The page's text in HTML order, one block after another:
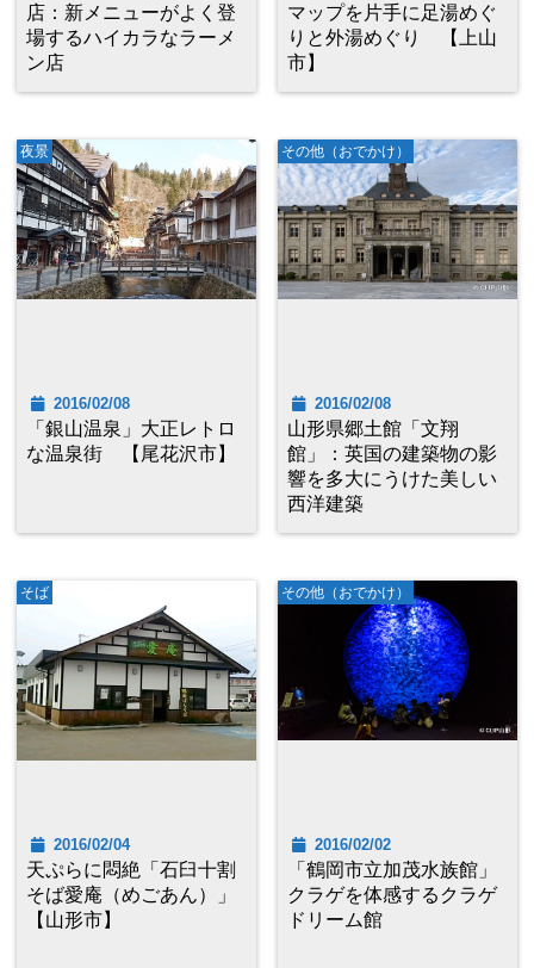
店：新メニューがよく登
場するハイカラなラーメ
ン店
マップを片手に足湯めぐ
りと外湯めぐり 【上山
市】
夜景
2016/02/08
「銀山温泉」大正レトロ
な温泉街 【尾花沢市】
その他（おでかけ）
2016/02/08
山形県郷土館「文翔
館」：英国の建築物の影
響を多大にうけた美しい
西洋建築
そば
2016/02/04
天ぷらに悶絶「石臼十割
そば愛庵（めごあん）」
【山形市】
その他（おでかけ）
2016/02/02
「鶴岡市立加茂水族館」
クラゲを体感するクラゲ
ドリーム館